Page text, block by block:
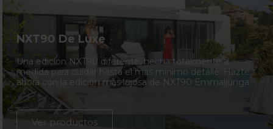
NXT90 De Luxe
Una edición NXT90 diferente, hecha totalmente a
medida para cuidar hasta el más mínimo detalle. Hazte
ahora con la edición más lujosa de NXT90 Emmaljunga.
Ver productos